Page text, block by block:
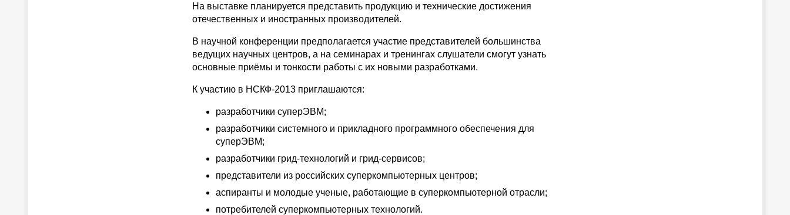
На выставке планируется представить продукцию и технические достижения
отечественных и иностранных производителей.
В научной конференции предполагается участие представителей большинства
ведущих научных центров, а на семинарах и тренингах слушатели смогут узнать
основные приёмы и тонкости работы с их новыми разработками.
К участию в НСКФ-2013 приглашаются:
разработчики суперЭВМ;
разработчики системного и прикладного программного обеспечения для
суперЭВМ;
разработчики грид-технологий и грид-сервисов;
представители из российских суперкомпьютерных центров;
аспиранты и молодые ученые, работающие в суперкомпьютерной отрасли;
потребителей суперкомпьютерных технологий.